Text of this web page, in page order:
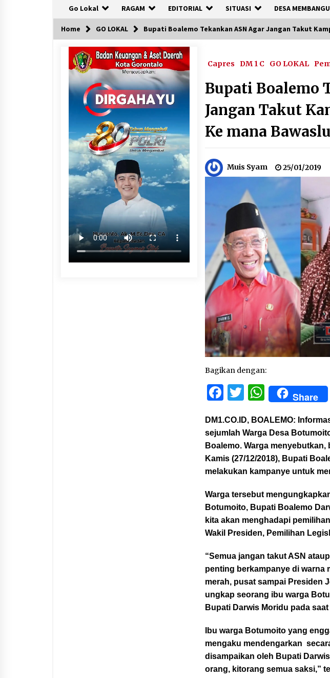
Go Lokal RAGAM EDITORIAL SITUASI DESA
Home GO LOKAL Bupati Boalemo Tekankan ASN Agar Jangan Takut
Capres DM 1 C GO LOKAL
Bupati Boalemo
Jangan Takut
Ke mana
Muis Syam 25/01/2019
Bagikan dengan:
Facebook
TwitterShare
DM1.CO.ID, BOALEMO:
sejumlah Warga Desa
Boalemo. Warga
Kamis (27/12/2018), Bupati
melakukan kampanye untuk
Warga tersebut
Botumoito, Bupati Boalemo
kita akan menghadapi
Wakil Presiden, Pemilihan
“Semua jangan takut ASN
penting berkampanye di warna
merah, pusat sampai Presiden
ungkap seorang ibu warga
Bupati Darwis Moridu pada
Ibu warga Botumoito yang
mengaku mendengarkan
disampaikan oleh Bupati
orang, kitorang semua saksi,”